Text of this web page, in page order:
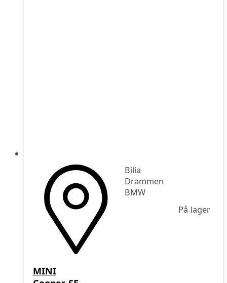
Bilia
Drammen
BMW
På lager
MINI